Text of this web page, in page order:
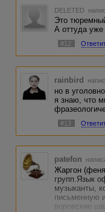
DELETED
Это
А оттуда
#12
rainbird
но в
я знаю, что
#13
patefon
Жаргон
групп.Язык
музыканты,
письменную
воровские